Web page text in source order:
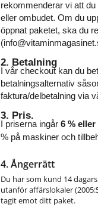
rekommenderar vi att
eller ombudet. Om du
öppnat paketet, ska du
2. Betalning
I vår checkout kan du
betalningsalternativ
faktura/delbetalning via
3. Pris.
I priserna ingår 6 % eller
% på maskiner och
4. Ångerrätt
Du har som kund 14
utanför affärslokaler
tagit emot ditt paket.